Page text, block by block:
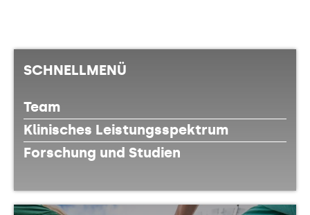
SCHNELLMENÜ
Team
Klinisches Leistungsspektrum
Forschung und Studien